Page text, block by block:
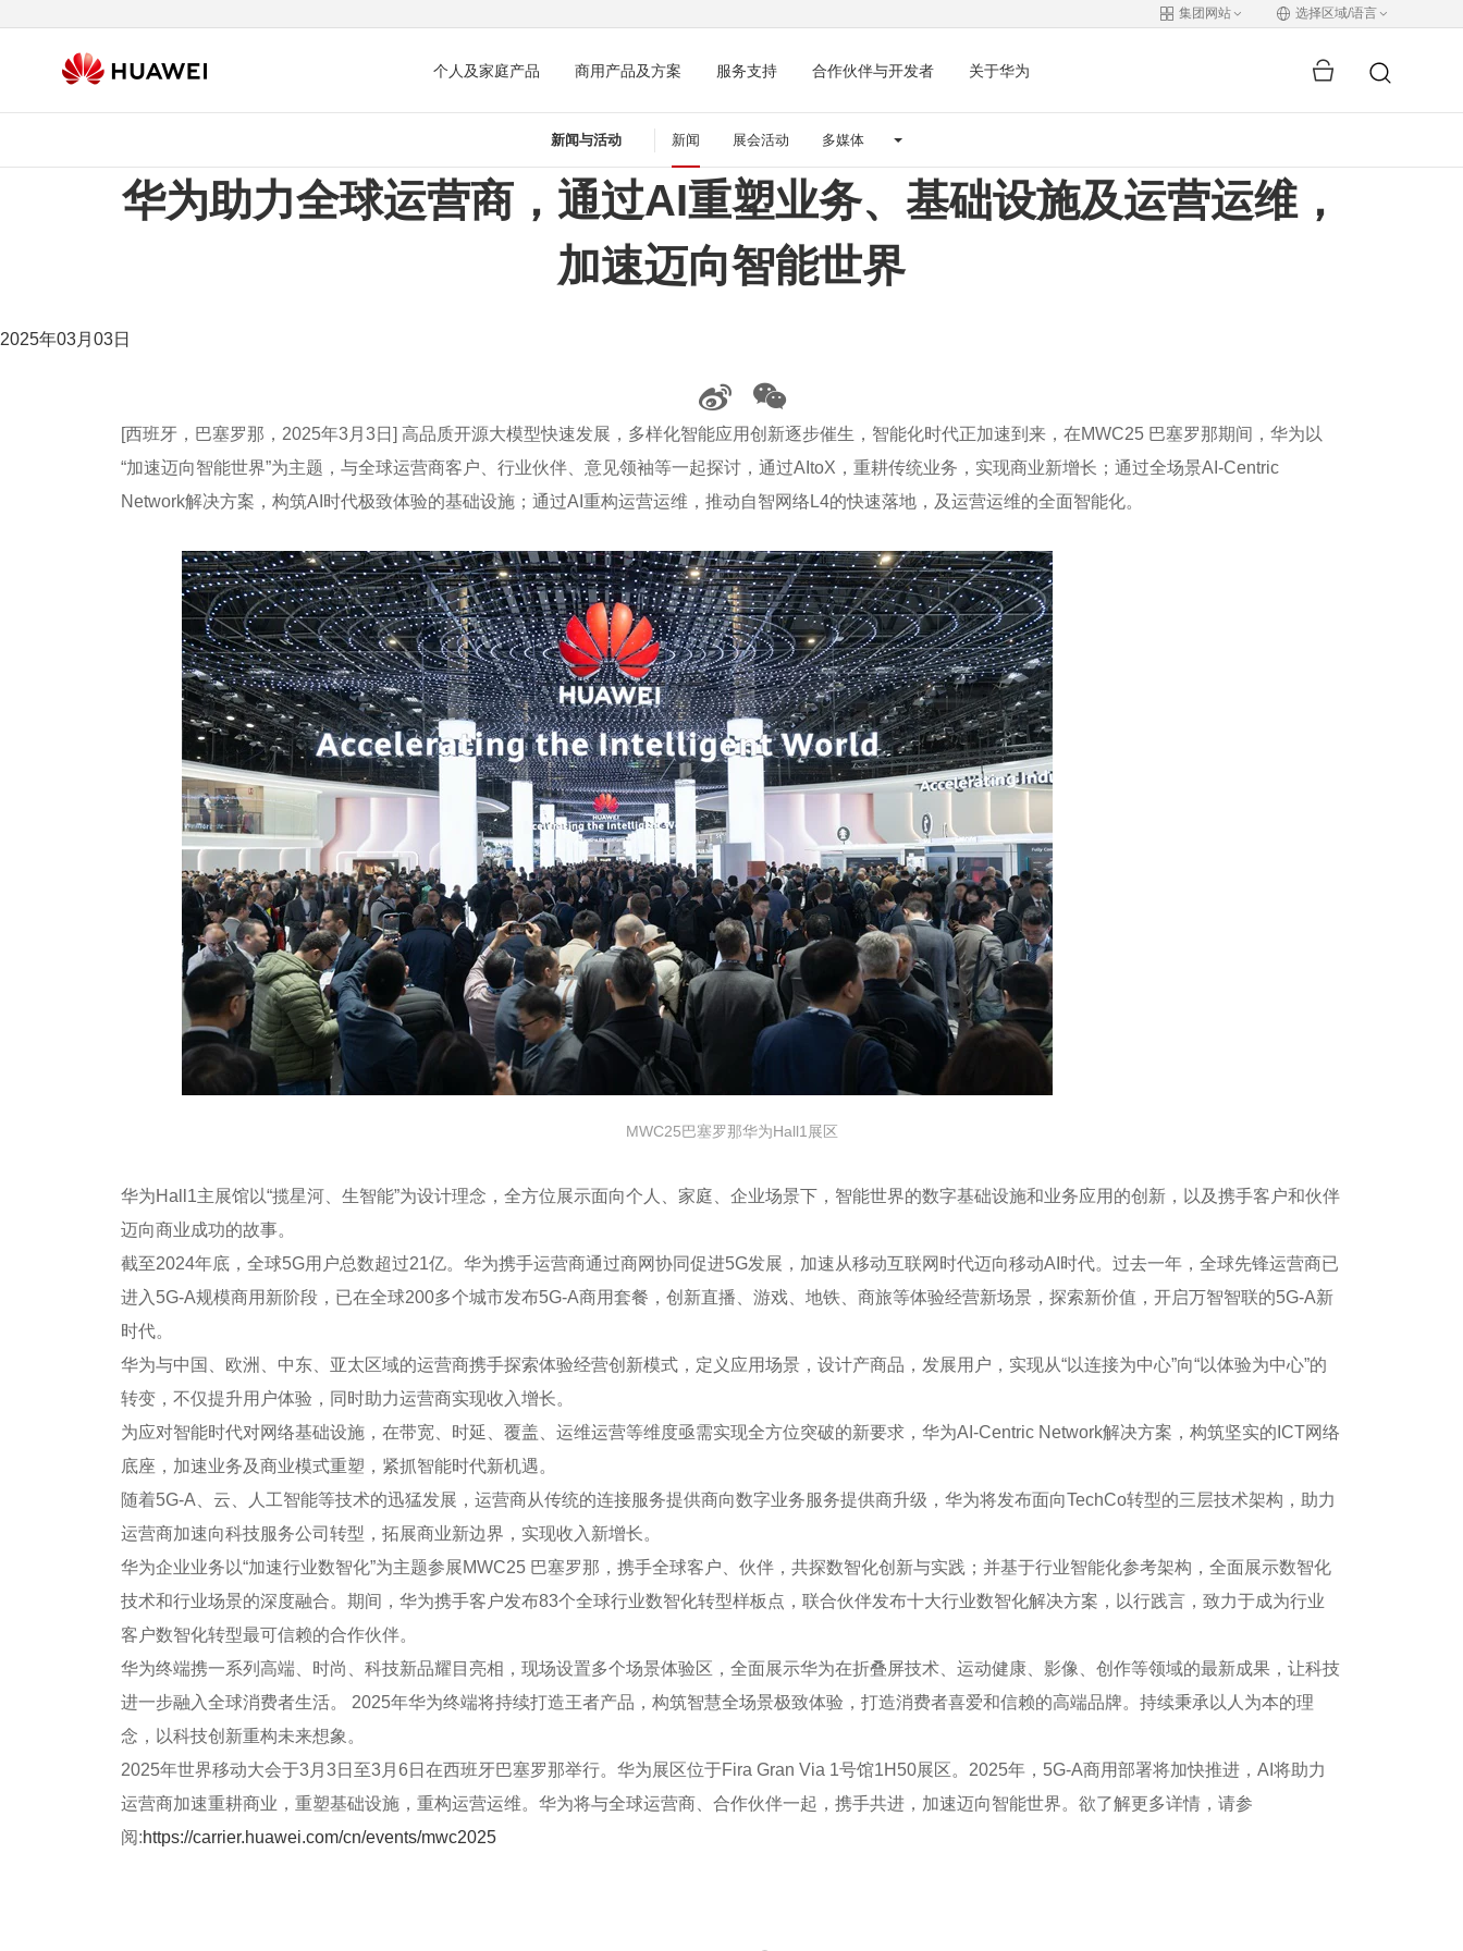
集团网站 选择区域/语言
个人及家庭产品 商用产品及方案 服务支持 合作伙伴与开发者 关于华为
新闻与活动 新闻 展会活动 多媒体
华为助力全球运营商，通过AI重塑业务、基础设施及运营运维，
加速迈向智能世界
2025年03月03日
[西班牙，巴塞罗那，2025年3月3日] 高品质开源大模型快速发展，多样化智能应用创新逐步催生，智能化时代正加速到来，在MWC25 巴塞罗那期间，华为以
“加速迈向智能世界”为主题，与全球运营商客户、行业伙伴、意见领袖等一起探讨，通过AItoX，重耕传统业务，实现商业新增长；通过全场景AI-Centric
Network解决方案，构筑AI时代极致体验的基础设施；通过AI重构运营运维，推动自智网络L4的快速落地，及运营运维的全面智能化。
MWC25巴塞罗那华为Hall1展区
华为Hall1主展馆以“揽星河、生智能”为设计理念，全方位展示面向个人、家庭、企业场景下，智能世界的数字基础设施和业务应用的创新，以及携手客户和伙伴
迈向商业成功的故事。
截至2024年底，全球5G用户总数超过21亿。华为携手运营商通过商网协同促进5G发展，加速从移动互联网时代迈向移动AI时代。过去一年，全球先锋运营商已
进入5G-A规模商用新阶段，已在全球200多个城市发布5G-A商用套餐，创新直播、游戏、地铁、商旅等体验经营新场景，探索新价值，开启万智智联的5G-A新
时代。
华为与中国、欧洲、中东、亚太区域的运营商携手探索体验经营创新模式，定义应用场景，设计产商品，发展用户，实现从“以连接为中心”向“以体验为中心”的
转变，不仅提升用户体验，同时助力运营商实现收入增长。
为应对智能时代对网络基础设施，在带宽、时延、覆盖、运维运营等维度亟需实现全方位突破的新要求，华为AI-Centric Network解决方案，构筑坚实的ICT网络
底座，加速业务及商业模式重塑，紧抓智能时代新机遇。
随着5G-A、云、人工智能等技术的迅猛发展，运营商从传统的连接服务提供商向数字业务服务提供商升级，华为将发布面向TechCo转型的三层技术架构，助力
运营商加速向科技服务公司转型，拓展商业新边界，实现收入新增长。
华为企业业务以“加速行业数智化”为主题参展MWC25 巴塞罗那，携手全球客户、伙伴，共探数智化创新与实践；并基于行业智能化参考架构，全面展示数智化
技术和行业场景的深度融合。期间，华为携手客户发布83个全球行业数智化转型样板点，联合伙伴发布十大行业数智化解决方案，以行践言，致力于成为行业
客户数智化转型最可信赖的合作伙伴。
华为终端携一系列高端、时尚、科技新品耀目亮相，现场设置多个场景体验区，全面展示华为在折叠屏技术、运动健康、影像、创作等领域的最新成果，让科技
进一步融入全球消费者生活。 2025年华为终端将持续打造王者产品，构筑智慧全场景极致体验，打造消费者喜爱和信赖的高端品牌。持续秉承以人为本的理
念，以科技创新重构未来想象。
2025年世界移动大会于3月3日至3月6日在西班牙巴塞罗那举行。华为展区位于Fira Gran Via 1号馆1H50展区。2025年，5G-A商用部署将加快推进，AI将助力
运营商加速重耕商业，重塑基础设施，重构运营运维。华为将与全球运营商、合作伙伴一起，携手共进，加速迈向智能世界。欲了解更多详情，请参
阅:https://carrier.huawei.com/cn/events/mwc2025